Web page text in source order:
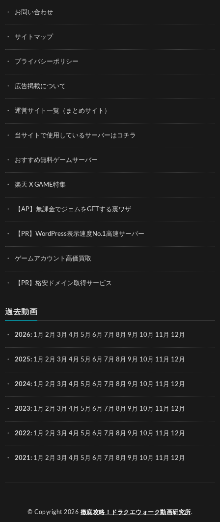
お問い合わせ
サイトマップ
プライバシーポリシー
広告掲載について
運営サイト一覧（まとめサイト）
当サイトで使用しているサーバーはコチラ
おすすめ無料ゲームサーバー
楽天 X GAME特集
【AP】無課金でジェムをGETする裏ワザ
【PR】WordPress表示速度No.1高速サーバー
ゲームアカウント高価買取
【PR】格安ドメイン取得サービス
過去動画
2026: 1月 2月 3月 4月 5月 6月 7月 8月 9月 10月 11月 12月
2025: 1月 2月 3月 4月 5月 6月 7月 8月 9月 10月 11月 12月
2024: 1月 2月 3月 4月 5月 6月 7月 8月 9月 10月 11月 12月
2023: 1月 2月 3月 4月 5月 6月 7月 8月 9月 10月 11月 12月
2022: 1月 2月 3月 4月 5月 6月 7月 8月 9月 10月 11月 12月
2021: 1月 2月 3月 4月 5月 6月 7月 8月 9月 10月 11月 12月
© Copyright 2026 徹底攻略！ドラクエウォーク動画研究所.